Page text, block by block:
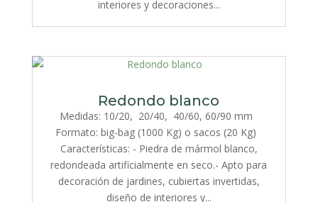
interiores y decoraciones...
Redondo blanco
Medidas: 10/20, 20/40, 40/60, 60/90 mm
Formato: big-bag (1000 Kg) o sacos (20 Kg)
Características: - Piedra de mármol blanco,
redondeada artificialmente en seco.- Apto para
decoración de jardines, cubiertas invertidas,
diseño de interiores y...